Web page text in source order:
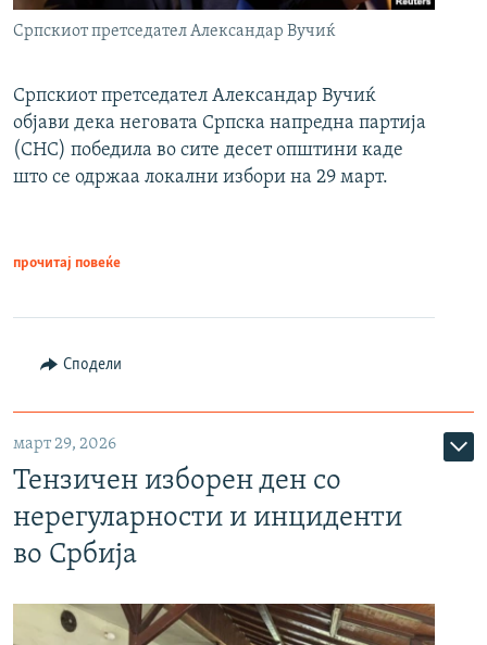
Српскиот претседател Александар Вучиќ
Српскиот претседател Александар Вучиќ
објави дека неговата Српска напредна партија
(СНС) победила во сите десет општини каде
што се одржаа локални избори на 29 март.
прочитај повеќе
Сподели
март 29, 2026
Тензичен изборен ден со
нерегуларности и инциденти
во Србија